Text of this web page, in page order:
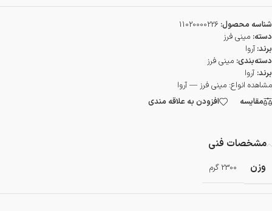
شناسه محصول: 11020000226
دسته: مینی فرز
برند: آروا
دسته‌بندی: مینی فرز
برند: آروا
مشاهده انواع: مینی فرز — آروا
مقایسه
افزودن به علاقه مندی
مشخصات فنی
وزن
2300 گرم